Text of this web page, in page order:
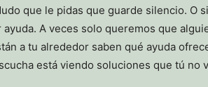
que le pidas que guarde silencio. O
A veces solo queremos que
a tu alrededor saben qué ayuda
está viendo soluciones que tú no